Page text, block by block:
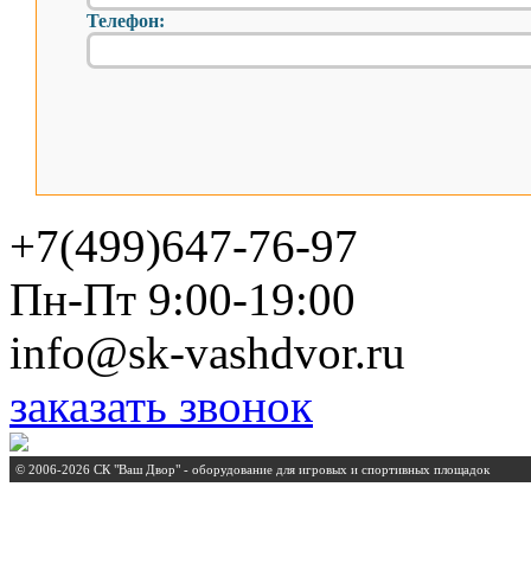
Телефон:
+7(499)647-76-97
Пн-Пт 9:00-19:00
info@sk-vashdvor.ru
заказать звонок
© 2006-2026 СК "Ваш Двор" - оборудование для игровых и спортивных площадок